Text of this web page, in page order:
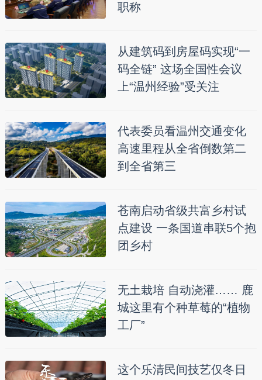
职称
从建筑码到房屋码实现“一
码全链” 这场全国性会议
上“温州经验”受关注
代表委员看温州交通变化
高速里程从全省倒数第二
到全省第三
苍南启动省级共富乡村试
点建设 一条国道串联5个抱
团乡村
无土栽培 自动浇灌…… 鹿
城这里有个种草莓的“植物
工厂”
这个乐清民间技艺仅冬日